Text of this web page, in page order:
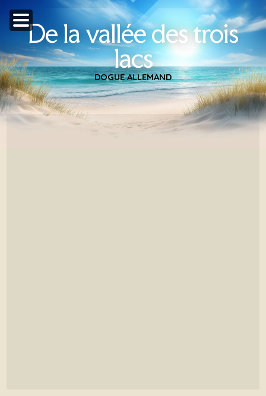
De la vallée des trois
lacs
DOGUE ALLEMAND